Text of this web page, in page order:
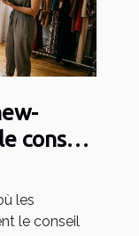
conseil
les
le conseil